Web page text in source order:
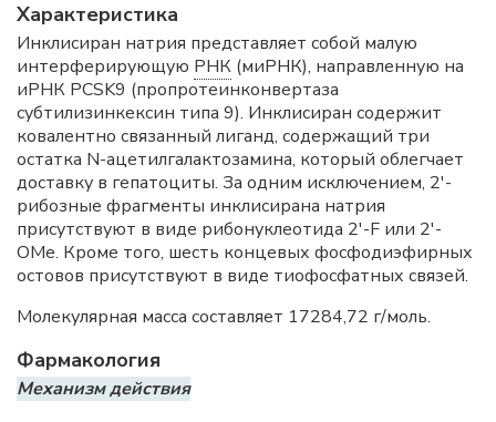
Характеристика
Инклисиран натрия представляет собой малую
интерферирующую РНК (миРНК), направленную на
иРНК PCSK9 (пропротеинконвертаза
субтилизинкексин типа 9). Инклисиран содержит
ковалентно связанный лиганд, содержащий три
остатка N-ацетилгалактозамина, который облегчает
доставку в гепатоциты. За одним исключением, 2'-
рибозные фрагменты инклисирана натрия
присутствуют в виде рибонуклеотида 2'-F или 2'-
OMe. Кроме того, шесть концевых фосфодиэфирных
остовов присутствуют в виде тиофосфатных связей.
Молекулярная масса составляет 17284,72 г/моль.
Фармакология
Механизм действия